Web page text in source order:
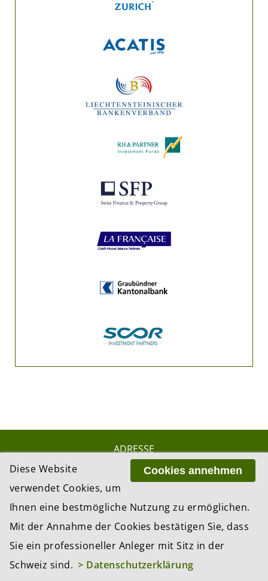
ADRESSE
BCP Business Content Production GmbH
Gotthardstrasse 38
8002 Zürich
© 2026 by BCP Business Content Production
GmbH, Zürich – Switzerland
Website byupdate AG, Zurich
Cookies annehmen
Diese Website
verwendet Cookies, um
Ihnen eine bestmögliche Nutzung zu ermöglichen.
Mit der Annahme der Cookies bestätigen Sie, dass
Sie ein professioneller Anleger mit Sitz in der
Schweiz sind. > Datenschutzerklärung